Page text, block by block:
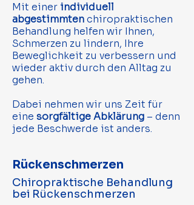
Mit einer individuell
abgestimmtenchiropraktischen
Behandlung helfen wir Ihnen,
Schmerzen zu lindern, Ihre
Beweglichkeit zu verbessern und
wieder aktiv durch den Alltag zu
gehen.
Dabei nehmen wir uns Zeit für
eine sorgfältige Abklärung – denn
jede Beschwerde ist anders.
Rückenschmerzen
Chiropraktische Behandlung
bei Rückenschmerzen